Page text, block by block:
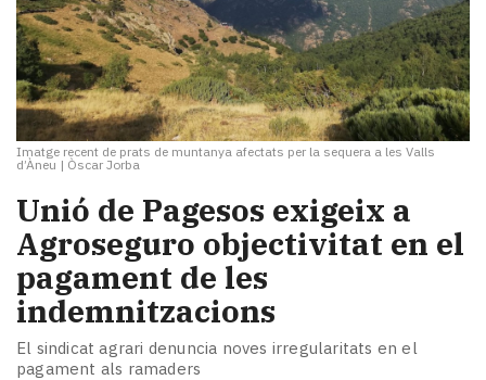
Imatge recent de prats de muntanya afectats per la sequera a les Valls
d’Àneu | Òscar Jorba
Unió de Pagesos exigeix a
Agroseguro objectivitat en el
pagament de les
indemnitzacions
El sindicat agrari denuncia noves irregularitats en el
pagament als ramaders